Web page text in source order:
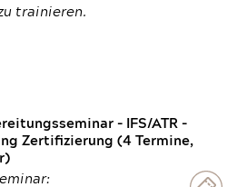
trainieren.
- IFS/ATR -
Zertifizierung (4 Termine,